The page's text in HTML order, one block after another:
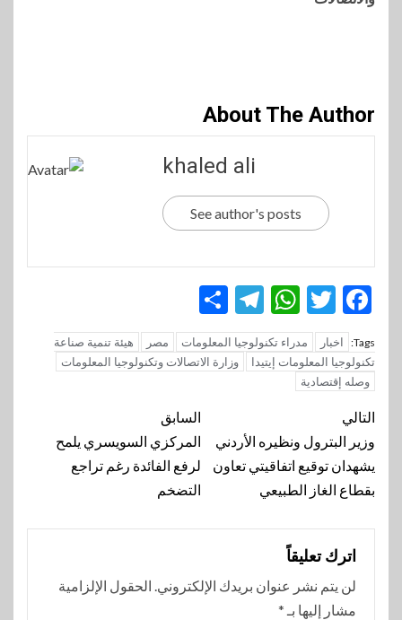
About The Author
khaled ali
See author's posts
Facebook
Twitter
WhatsApp
Telegram
Tags: اخبار مدراء تكنولوجيا المعلومات مصر
هيئة تنمية صناعة
تكنولوجيا المعلومات إيتيدا
وزارة الاتصالات وتكنولوجيا المعلومات
وصله إقتصادية
تنقل
المقالة
السابق
المركزي السويسري يلمح
لرفع الفائدة رغم تراجع
التضخم
التالي
وزير البترول ونظيره الأردني
يشهدان توقيع اتفاقيتي تعاون
بقطاع الغاز الطبيعي
اترك تعليقاً
لن يتم نشر عنوان بريدك الإلكتروني. الحقول الإلزامية
مشار إليها بـ *